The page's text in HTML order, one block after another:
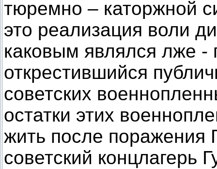
тюремно – каторжной
это реализация воли
каковым являлся лже -
открестившийся
советских
остатки этих
жить после поражения
советский концлагерь